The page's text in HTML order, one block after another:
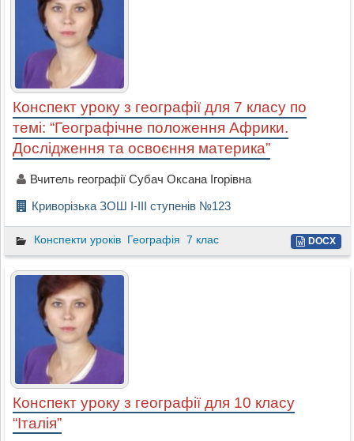
Конспект уроку з географії для 7 класу по
темі: “Географічне положення Африки.
Дослідження та освоєння материка”
Вчитель географії Субач Оксана Ігорівна
Криворізька ЗОШ І-ІІІ ступенів №123
Конспекти уроків Географія 7 клас DOCX
Конспект уроку з географії для 10 класу
“Італія”